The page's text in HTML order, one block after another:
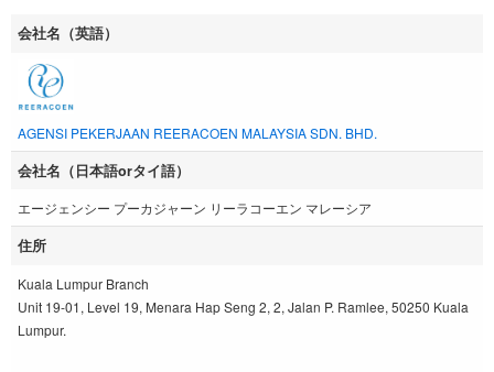
会社名（英語）
AGENSI PEKERJAAN REERACOEN MALAYSIA SDN. BHD.
会社名（日本語orタイ語）
エージェンシー プーカジャーン リーラコーエン マレーシア
住所
Kuala Lumpur Branch
Unit 19-01, Level 19, Menara Hap Seng 2, 2, Jalan P. Ramlee, 50250 Kuala
Lumpur.